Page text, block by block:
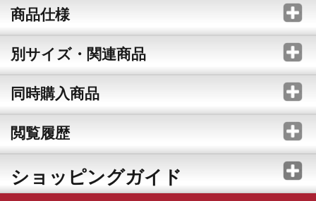
商品仕様
別サイズ・関連商品
同時購入商品
閲覧履歴
ショッピングガイド